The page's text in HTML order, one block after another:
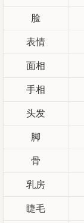
脸
表情
面相
手相
头发
脚
骨
乳房
睫毛